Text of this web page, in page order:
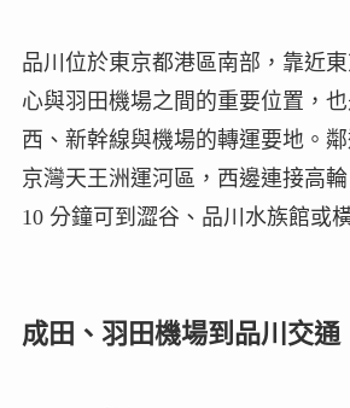
品川位於東京都港區南部，靠近
心與羽田機場之間的重要位置，
西、新幹線與機場的轉運要地。
京灣天王洲運河區，西邊連接高
10 分鐘可到澀谷、品川水族館或
成田、羽田機場到品川交通